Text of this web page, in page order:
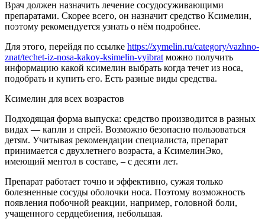
Врач должен назначить лечение сосудосуживающими
препаратами. Скорее всего, он назначит средство Ксимелин,
поэтому рекомендуется узнать о нём подробнее.
Для этого, перейдя по ссылке https://xymelin.ru/category/vazhno-
znat/techet-iz-nosa-kakoy-ksimelin-vyibrat можно получить
информацию какой ксимелин выбрать когда течет из носа,
подобрать и купить его. Есть разные виды средства.
Ксимелин для всех возрастов
Подходящая форма выпуска: средство производится в разных
видах — капли и спрей. Возможно безопасно пользоваться
детям. Учитывая рекомендации специалиста, препарат
принимается с двухлетнего возраста, а КсимелинЭко,
имеющий ментол в составе, – с десяти лет.
Препарат работает точно и эффективно, сужая только
болезненные сосуды оболочки носа. Поэтому возможность
появления побочной реакции, например, головной боли,
учащенного сердцебиения, небольшая.